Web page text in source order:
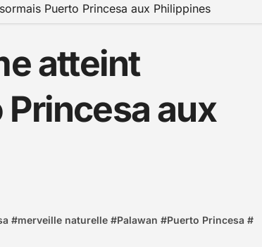
Puerto Princesa aux Philippines
atteint
aux
#merveille naturelle #Palawan #Puerto Princesa #